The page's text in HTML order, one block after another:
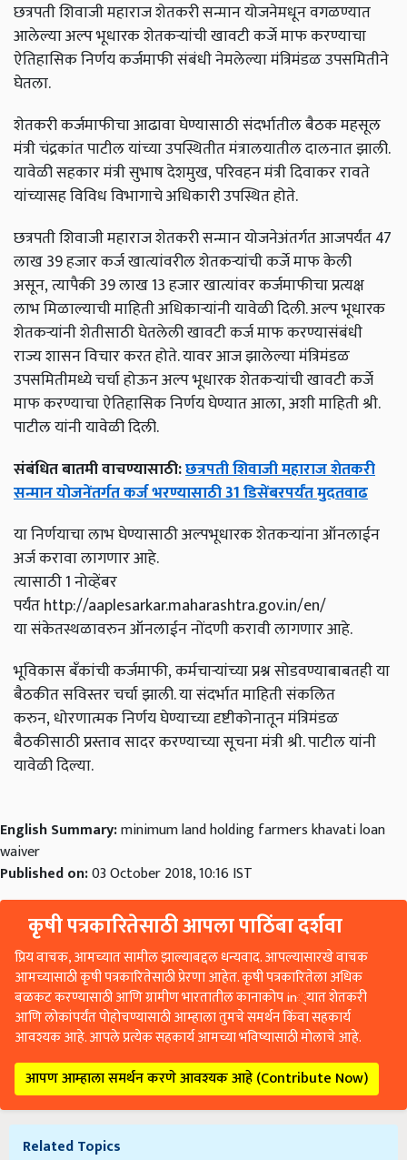
छत्रपती शिवाजी महाराज शेतकरी सन्मान योजनेमधून वगळण्यात
आलेल्या अल्प भूधारक शेतकऱ्यांची खावटी कर्जे माफ करण्याचा
ऐतिहासिक निर्णय कर्जमाफी संबंधी नेमलेल्या मंत्रिमंडळ उपसमितीने
घेतला.
शेतकरी कर्जमाफीचा आढावा घेण्यासाठी संदर्भातील बैठक महसूल
मंत्री चंद्रकांत पाटील यांच्या उपस्थितीत मंत्रालयातील दालनात झाली.
यावेळी सहकार मंत्री सुभाष देशमुख,परिवहन मंत्री दिवाकर रावते
यांच्यासह विविध विभागाचे अधिकारी उपस्थित होते.
छत्रपती शिवाजी महाराज शेतकरी सन्मान योजनेअंतर्गत आजपर्यंत 47
लाख 39 हजार कर्ज खात्यांवरील शेतकऱ्यांची कर्जे माफ केली
असून,त्यापैकी 39 लाख 13 हजार खात्यांवर कर्जमाफीचा प्रत्यक्ष
लाभ मिळाल्याची माहिती अधिकाऱ्यांनी यावेळी दिली. अल्प भूधारक
शेतकऱ्यांनी शेतीसाठी घेतलेली खावटी कर्ज माफ करण्यासंबंधी
राज्य शासन विचार करत होते. यावर आज झालेल्या मंत्रिमंडळ
उपसमितीमध्ये चर्चा होऊन अल्प भूधारक शेतकऱ्यांची खावटी कर्जे
माफ करण्याचा ऐतिहासिक निर्णय घेण्यात आला,अशी माहिती श्री.
पाटील यांनी यावेळी दिली.
संबंधित बातमी वाचण्यासाठी:छत्रपती शिवाजी महाराज शेतकरी
सन्मान योजनेंतर्गत कर्ज भरण्यासाठी 31 डिसेंबरपर्यंत मुदतवाढ
या निर्णयाचा लाभ घेण्यासाठी अल्पभूधारक शेतकऱ्यांना ऑनलाईन
अर्ज करावा लागणार आहे.
त्यासाठी 1 नोव्हेंबर
पर्यंत http://aaplesarkar.maharashtra.gov.in/en/
यासंकेतस्थळावरुन ऑनलाईन नोंदणी करावी लागणार आहे.
भूविकास बँकांची कर्जमाफी,कर्मचाऱ्यांच्या प्रश्न सोडवण्याबाबतही या
बैठकीत सविस्तर चर्चा झाली. या संदर्भात माहिती संकलित
करुन,धोरणात्मक निर्णय घेण्याच्या दृष्टीकोनातून मंत्रिमंडळ
बैठकीसाठी प्रस्ताव सादर करण्याच्या सूचना मंत्री श्री. पाटील यांनी
यावेळी दिल्या.
English Summary:minimum land holding farmers khavati loan
waiver
Published on:03 October 2018, 10:16 IST
कृषी पत्रकारितेसाठी आपला पाठिंबा दर्शवा
प्रिय वाचक, आमच्यात सामील झाल्याबद्दल धन्यवाद. आपल्यासारखे वाचक
आमच्यासाठी कृषी पत्रकारितेसाठी प्रेरणा आहेत. कृषी पत्रकारितेला अधिक
बळकट करण्यासाठी आणि ग्रामीण भारतातील कानाकोप in्यात शेतकरी
आणि लोकांपर्यंत पोहोचण्यासाठी आम्हाला तुमचे समर्थन किंवा सहकार्य
आवश्यक आहे. आपले प्रत्येक सहकार्य आमच्या भविष्यासाठी मोलाचे आहे.
आपण आम्हाला समर्थन करणे आवश्यक आहे (Contribute Now)
Related Topics